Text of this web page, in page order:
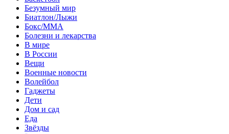
Безумный мир
Биатлон/Лыжи
Бокс/MMA
Болезни и лекарства
В мире
В России
Вещи
Военные новости
Волейбол
Гаджеты
Дети
Дом и сад
Еда
Звёзды